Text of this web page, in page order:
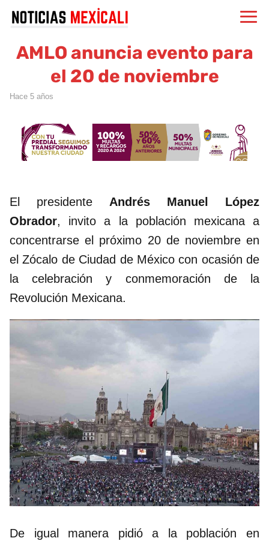
AMLO anuncia evento para
el 20 de noviembre
hace 5 años
El presidente Andrés Manuel López
Obrador, invito a la población mexicana a
concentrarse el próximo 20 de noviembre en
el Zócalo de Ciudad de México con ocasión de
la celebración y conmemoración de la
Revolución Mexicana.
De igual manera pidió a la población en